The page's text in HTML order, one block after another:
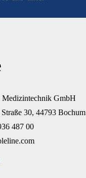
Medizintechnik GmbH
Straße 30, 44793 Bochum
487 00